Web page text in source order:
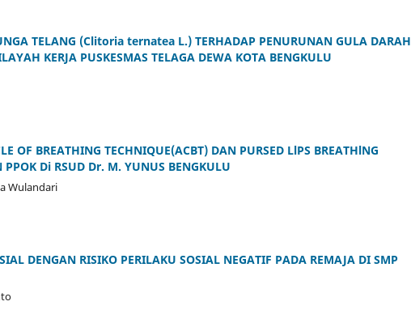
TELANG (Clitoria ternatea L.) TERHADAP PENURUNAN GULA DARAH
KERJA PUSKESMAS TELAGA DEWA KOTA BENGKULU
OF BREATHING TECHNIQUE(ACBT) DAN PURSED LlPS BREATHlNG
Di RSUD Dr. M. YUNUS BENGKULU
Wulandari
DENGAN RISIKO PERILAKU SOSIAL NEGATIF PADA REMAJA DI SMP